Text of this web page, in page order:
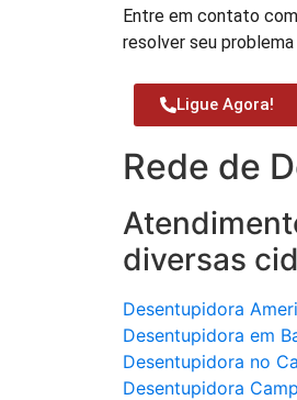
Entre em contato
resolver seu
Ligue Agora!
Rede de
diversas
Desentupidora
Desentupidora em
Desentupidora no
Desentupidora